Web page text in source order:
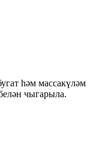
һәм массакүләм
чыгарыла.